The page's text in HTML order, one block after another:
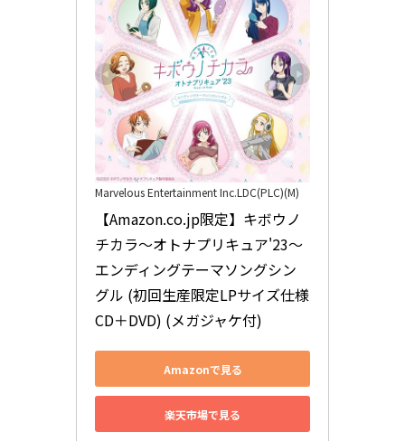
Marvelous Entertainment Inc.LDC(PLC)(M)
【Amazon.co.jp限定】キボウノ
チカラ〜オトナプリキュア'23〜
エンディングテーマソングシン
グル (初回生産限定LPサイズ仕様
CD＋DVD) (メガジャケ付)
Amazonで見る
楽天市場で見る